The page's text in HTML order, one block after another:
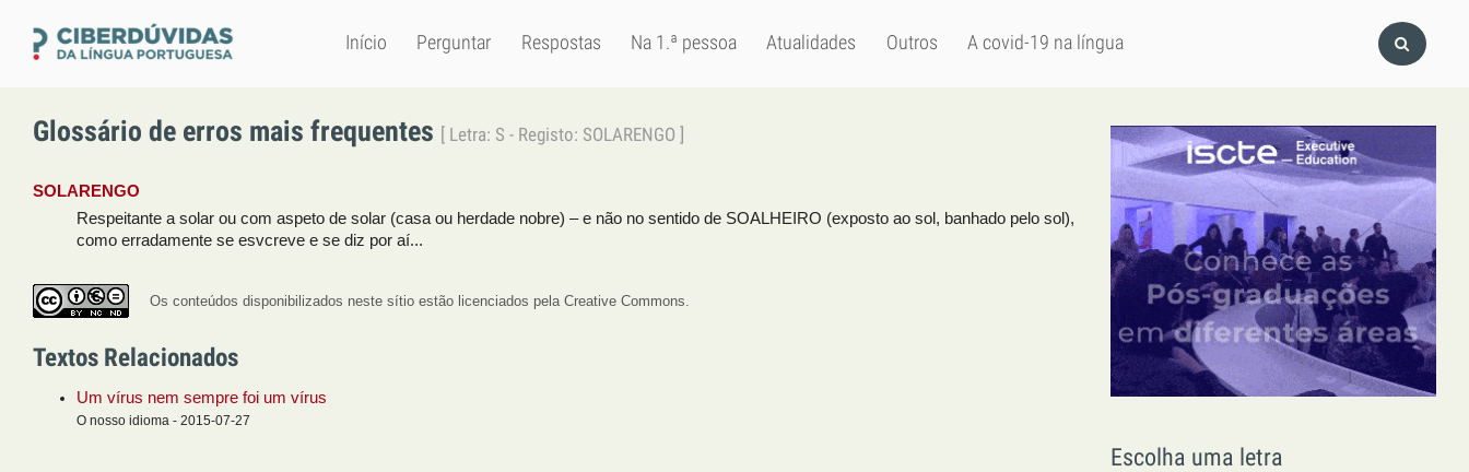
Início Perguntar Respostas Na 1.ª pessoa Atualidades Outros A covid-19 na língua
Glossário de erros mais frequentes [ Letra: S - Registo: SOLARENGO ]
SOLARENGO
Respeitante a solar ou com aspeto de solar (casa ou herdade nobre) – e não no sentido de SOALHEIRO (exposto ao sol, banhado pelo sol),
como erradamente se esvcreve e se diz por aí...
Os conteúdos disponibilizados neste sítio estão licenciados pela Creative Commons.
Textos Relacionados
Um vírus nem sempre foi um vírus
O nosso idioma - 2015-07-27
Escolha uma letra